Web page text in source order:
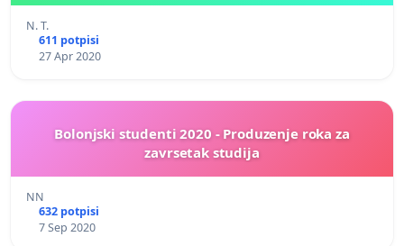
N. T.
611 potpisi
27 Apr 2020
Bolonjski studenti 2020 - Produzenje roka za
zavrsetak studija
NN
632 potpisi
7 Sep 2020